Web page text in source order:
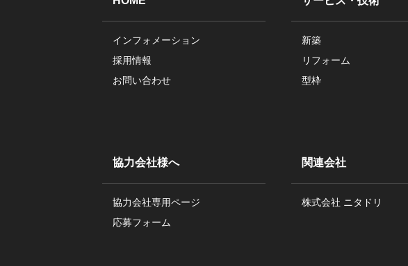
インフォメーション
採用情報
お問い合わせ
新築
リフォーム
型枠
協力会社様へ
協力会社専用ページ
応募フォーム
関連会社
株式会社 ニタドリ